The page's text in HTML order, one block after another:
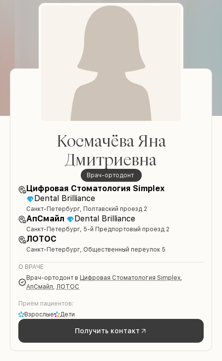
Космачёва Яна
Дмитриевна
врач-ортодонт
Цифровая Стоматология Simplex
Dental Brilliance
Санкт-Петербург, Полтавский проезд 2
АпСмайл Dental Brilliance
Санкт-Петербург, 5-й Предпортовый проезд 2
ЛОТОС
Санкт-Петербург, Общественный переулок 5
О ВРАЧЕ
врач-ортодонт в Цифровая Стоматология Simplex,
АпСмайл, ЛОТОС
Приём пациентов:
Взрослые
Дети
Получить контакт